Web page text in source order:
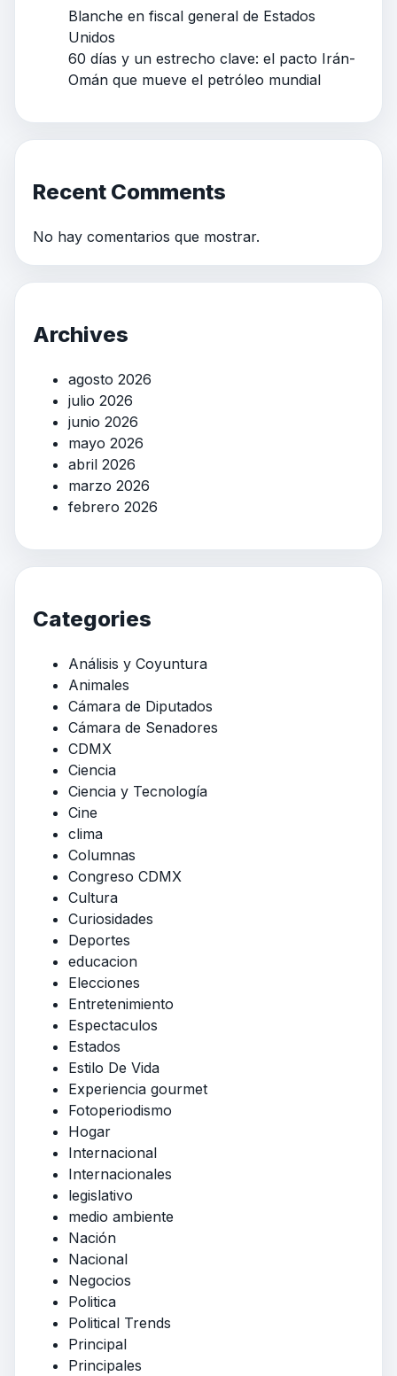
Blanche en fiscal general de Estados
Unidos
60 días y un estrecho clave: el pacto Irán-
Omán que mueve el petróleo mundial
Recent Comments
No hay comentarios que mostrar.
Archives
agosto 2026
julio 2026
junio 2026
mayo 2026
abril 2026
marzo 2026
febrero 2026
Categories
Análisis y Coyuntura
Animales
Cámara de Diputados
Cámara de Senadores
CDMX
Ciencia
Ciencia y Tecnología
Cine
clima
Columnas
Congreso CDMX
Cultura
Curiosidades
Deportes
educacion
Elecciones
Entretenimiento
Espectaculos
Estados
Estilo De Vida
Experiencia gourmet
Fotoperiodismo
Hogar
Internacional
Internacionales
legislativo
medio ambiente
Nación
Nacional
Negocios
Politica
Political Trends
Principal
Principales